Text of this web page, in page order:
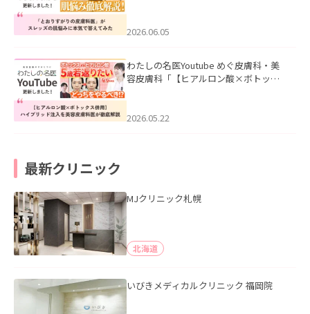
2026.06.05
わたしの名医Youtube めぐ皮膚科・美
容皮膚科「【ヒアルロン酸×ボトック
た。
2026.05.22
最新クリニック
MJクリニック札幌
北海道
いびきメディカルクリニック 福岡院